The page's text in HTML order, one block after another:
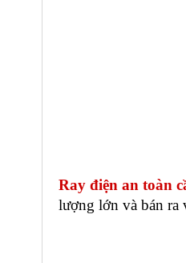
Ray điện an toàn
lượng lớn và bán ra